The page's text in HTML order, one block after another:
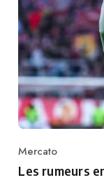
Category
Mercato
Les rumeurs